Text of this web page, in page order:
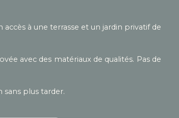
à une terrasse et un jardin privatif de
avec des matériaux de qualités. Pas de
sans plus tarder.